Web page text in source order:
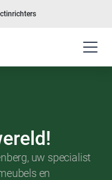
uw specialist
en